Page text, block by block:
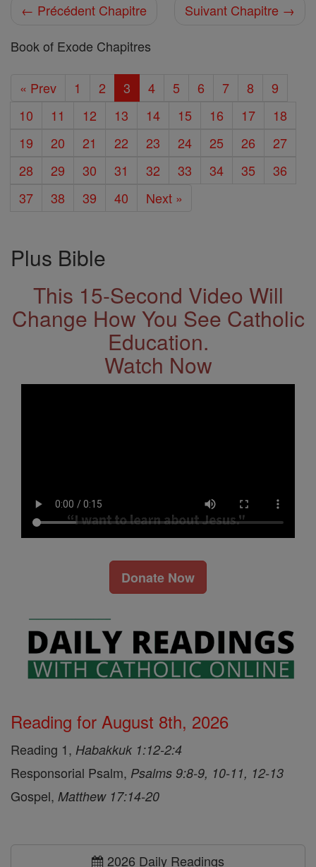
← Précédent Chapitre
Suivant Chapitre →
Book of Exode Chapitres
« Prev 1 2 3 4 5 6 7 8
9
10
11 12 13 14 15 16 17
18
19
20 21 22 23 24 25 26
27
28
29 30 31 32 33 34 35
36
37
38 39 40 Next »
Plus Bible
This 15-Second Video Will
Change How You See Catholic
Education.
Watch Now
Donate Now
Reading for August 8th, 2026
Reading 1, Habakkuk 1:12-2:4
Responsorial Psalm, Psalms 9:8-9, 10-11, 12-13
Gospel, Matthew 17:14-20
2026 Daily Readings